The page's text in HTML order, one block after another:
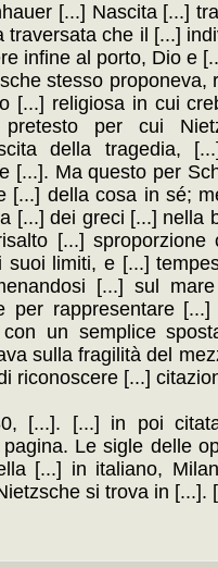
[...] Nascita [...]
traversata che il [...]
infine al porto, Dio e
stesso proponeva,
[...] religiosa in cui
per cui
della tragedia,
[...]. Ma questo per
[...] della cosa in sé;
[...] dei greci [...] nella
[...]
suoi limiti, e [...]
[...] sul
per rappresentare
un semplice
sulla fragilità del
riconoscere [...]
[...]. [...] in poi
Le sigle delle
[...] in italiano,
si trova in [...].